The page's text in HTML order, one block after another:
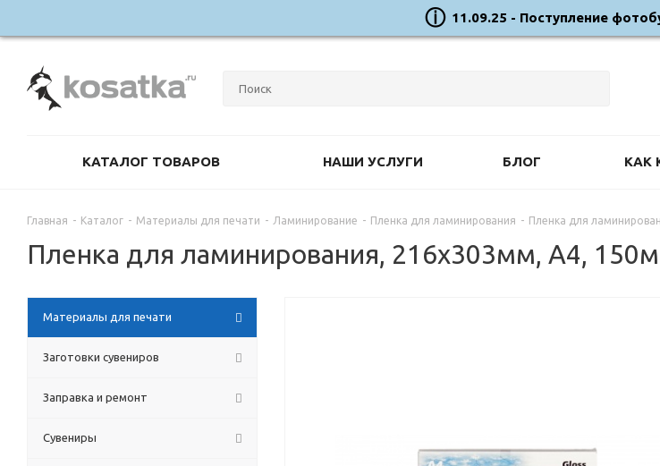
11.09.25 - Поступление
КАТАЛОГ ТОВАРОВ НАШИ УСЛУГИ БЛОГ КАК
Главная - Каталог - Материалы для печати - Ламинирование - Пленка для ламинирования - Пленка для
Пленка для ламинирования, 216х303мм, А4,
Материалы для печати
Заготовки сувениров
Заправка и ремонт
Сувениры